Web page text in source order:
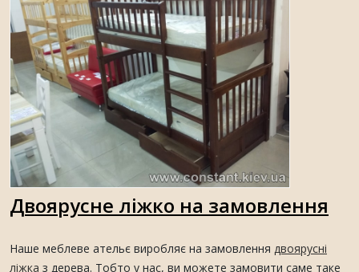
Двоярусне ліжко на замовлення
Наше меблеве ательє виробляє на замовлення двоярусні
ліжка з дерева. Тобто у нас, ви можете замовити саме таке